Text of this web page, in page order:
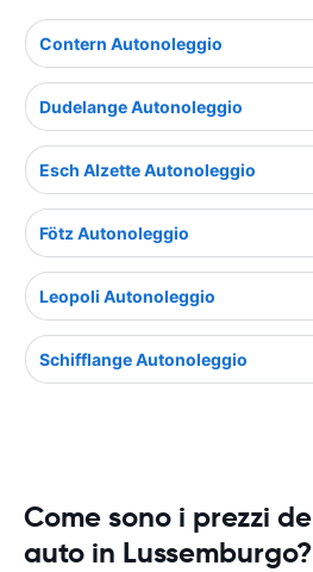
Contern Autonoleggio
Dudelange Autonoleggio
Esch Alzette Autonoleggio
Fötz Autonoleggio
Leopoli Autonoleggio
Schifflange Autonoleggio
Come sono i prezzi
auto in Lussemburgo?